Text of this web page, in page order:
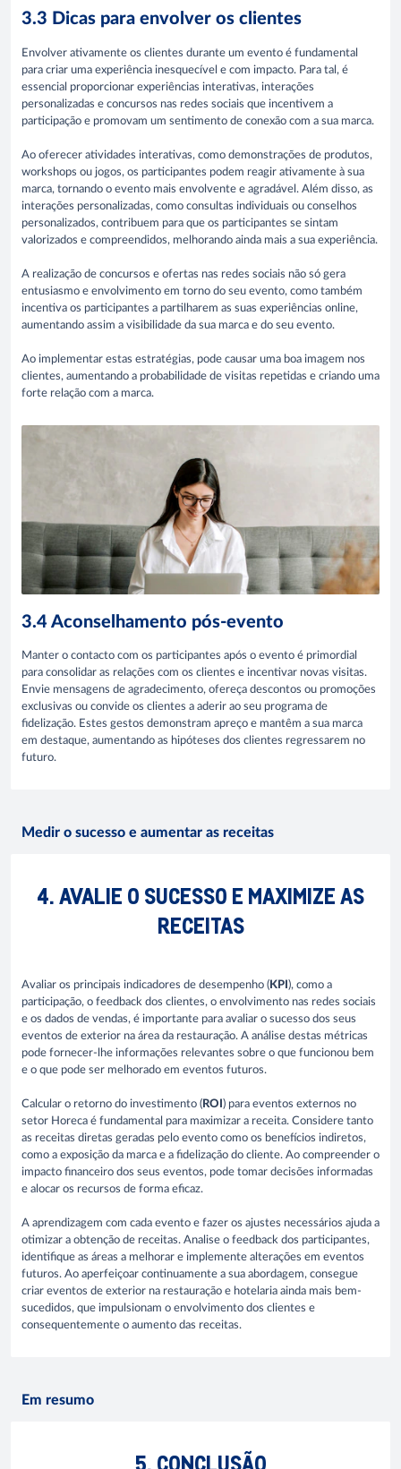
3.3 Dicas para envolver os clientes
Envolver ativamente os clientes durante um evento é fundamental
para criar uma experiência inesquecível e com impacto. Para tal, é
essencial proporcionar experiências interativas, interações
personalizadas e concursos nas redes sociais que incentivem a
participação e promovam um sentimento de conexão com a sua marca.
Ao oferecer atividades interativas, como demonstrações de produtos,
workshops ou jogos, os participantes podem reagir ativamente à sua
marca, tornando o evento mais envolvente e agradável. Além disso, as
interações personalizadas, como consultas individuais ou conselhos
personalizados, contribuem para que os participantes se sintam
valorizados e compreendidos, melhorando ainda mais a sua experiência.
A realização de concursos e ofertas nas redes sociais não só gera
entusiasmo e envolvimento em torno do seu evento, como também
incentiva os participantes a partilharem as suas experiências online,
aumentando assim a visibilidade da sua marca e do seu evento.
Ao implementar estas estratégias, pode causar uma boa imagem nos
clientes, aumentando a probabilidade de visitas repetidas e criando uma
forte relação com a marca.
3.4 Aconselhamento pós-evento
Manter o contacto com os participantes após o evento é primordial
para consolidar as relações com os clientes e incentivar novas visitas.
Envie mensagens de agradecimento, ofereça descontos ou promoções
exclusivas ou convide os clientes a aderir ao seu programa de
fidelização. Estes gestos demonstram apreço e mantêm a sua marca
em destaque, aumentando as hipóteses dos clientes regressarem no
futuro.
Medir o sucesso e aumentar as receitas
4. AVALIE O SUCESSO E MAXIMIZE AS
RECEITAS
Avaliar os principais indicadores de desempenho ( KPI ), como a
participação, o feedback dos clientes, o envolvimento nas redes sociais
e os dados de vendas, é importante para avaliar o sucesso dos seus
eventos de exterior na área da restauração. A análise destas métricas
pode fornecer-lhe informações relevantes sobre o que funcionou bem
e o que pode ser melhorado em eventos futuros.
Calcular o retorno do investimento ( ROI ) para eventos externos no
setor Horeca é fundamental para maximizar a receita. Considere tanto
as receitas diretas geradas pelo evento como os benefícios indiretos,
como a exposição da marca e a fidelização do cliente. Ao compreender o
impacto financeiro dos seus eventos, pode tomar decisões informadas
e alocar os recursos de forma eficaz.
A aprendizagem com cada evento e fazer os ajustes necessários ajuda a
otimizar a obtenção de receitas. Analise o feedback dos participantes,
identifique as áreas a melhorar e implemente alterações em eventos
futuros. Ao aperfeiçoar continuamente a sua abordagem, consegue
criar eventos de exterior na restauração e hotelaria ainda mais bem-
sucedidos, que impulsionam o envolvimento dos clientes e
consequentemente o aumento das receitas.
Em resumo
5. CONCLUSÃO